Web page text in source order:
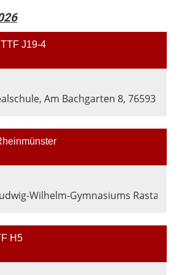
J19-4
Am Bachgarten 8, 76593
Wilhelm-Gymnasiums Rastatt,
H5